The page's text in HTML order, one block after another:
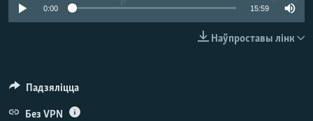
КУЛЬТУРА
МОВА0:00 15:59
Наўпроставы лінк
Падзяліцца
Без VPN